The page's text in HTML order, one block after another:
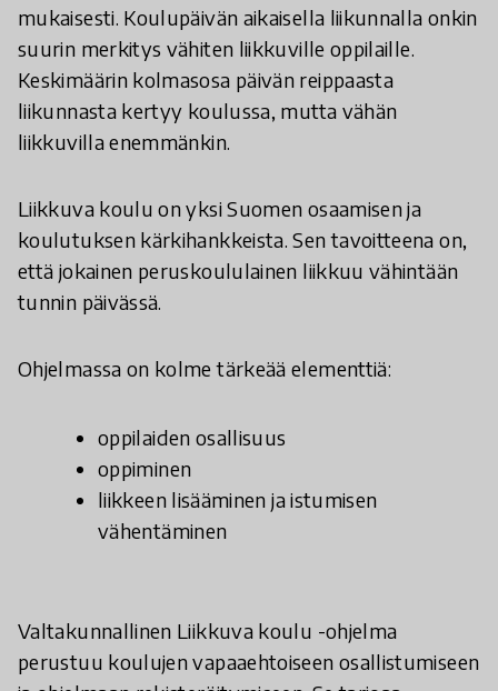
mukaisesti. Koulupäivän aikaisella liikunnalla onkin
suurin merkitys vähiten liikkuville oppilaille.
Keskimäärin kolmasosa päivän reippaasta
liikunnasta kertyy koulussa, mutta vähän
liikkuvilla enemmänkin.
Liikkuva koulu on yksi Suomen osaamisen ja
koulutuksen kärkihankkeista. Sen tavoitteena on,
että jokainen peruskoululainen liikkuu vähintään
tunnin päivässä.
Ohjelmassa on kolme tärkeää elementtiä:
oppilaiden osallisuus
oppiminen
liikkeen lisääminen ja istumisen
vähentäminen
Valtakunnallinen Liikkuva koulu -ohjelma
perustuu koulujen vapaaehtoiseen osallistumiseen